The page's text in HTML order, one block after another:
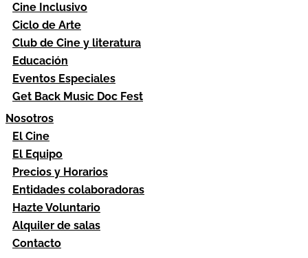
Cine Inclusivo
Ciclo de Arte
Club de Cine y literatura
Educación
Eventos Especiales
Get Back Music Doc Fest
Nosotros
El Cine
El Equipo
Precios y Horarios
Entidades colaboradoras
Hazte Voluntario
Alquiler de salas
Contacto